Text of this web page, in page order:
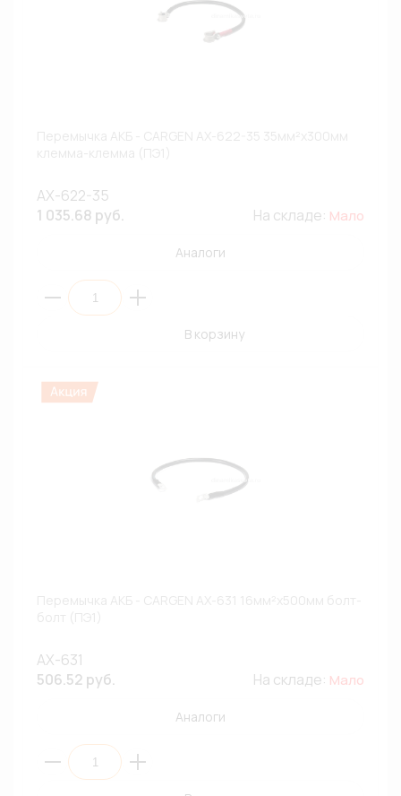
AX-622-35
1 035.68 руб.
На складе: Мало
Аналоги
В корзину
AX-631
506.52 руб.
На складе: Мало
Аналоги